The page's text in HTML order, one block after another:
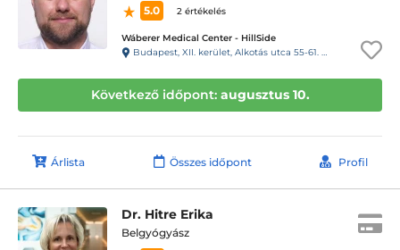
5.0
2 értékelés
Wáberer Medical Center - HillSide
Budapest, XII. kerület, Alkotás utca 55-61. Hillside
Következő időpont: augusztus 10.
Árlista Összes időpont Profil
Dr. Hitre Erika
Belgyógyász